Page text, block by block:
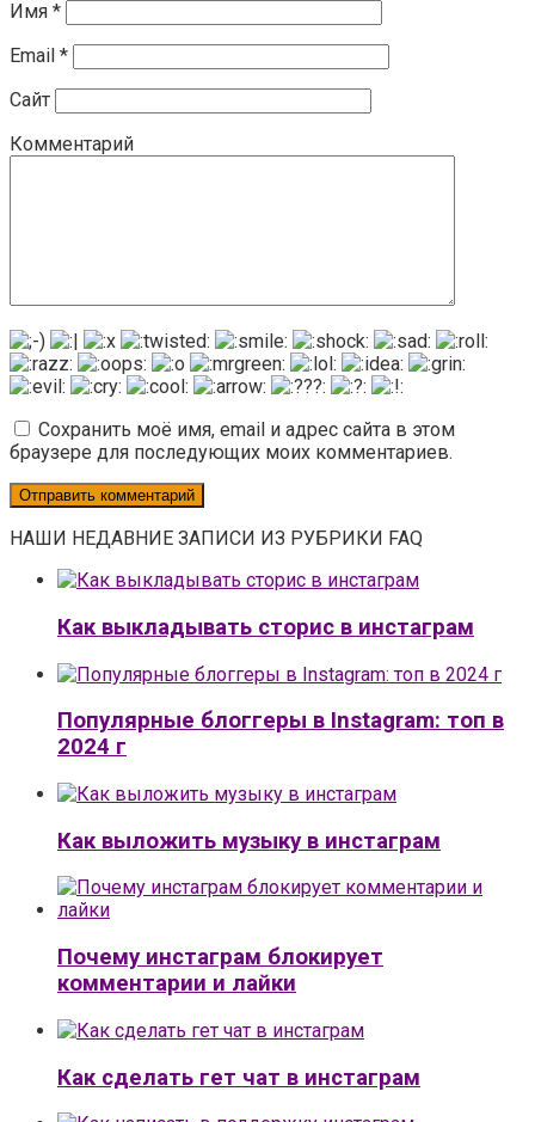
Имя *
Email *
Сайт
Комментарий
Сохранить моё имя, email и адрес сайта в этом
браузере для последующих моих комментариев.
НАШИ НЕДАВНИЕ ЗАПИСИ ИЗ РУБРИКИ FAQ
Как выкладывать сторис в инстаграм
Популярные блоггеры в Instagram: топ в
2024 г
Как выложить музыку в инстаграм
Почему инстаграм блокирует
комментарии и лайки
Как сделать гет чат в инстаграм